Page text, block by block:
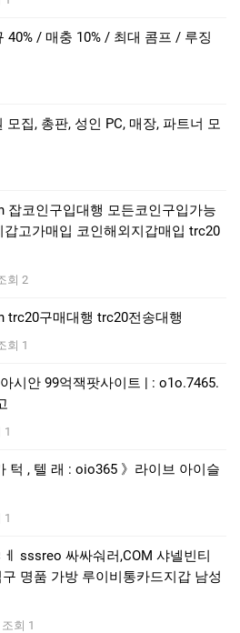
40% / 매충 10% / 최대 콤프 / 루징
모집, 총판, 성인 PC, 매장, 파트너 모
잡코인구입대행 모든코인구입가능
고가매입 코인해외지갑매입 trc20
회 2
trc20구매대행 trc20전송대행
회 1
시안 99억잭­팟사이트 | : o1o.7465.
1
턱 , 텔 래 : oio365 》라이브 아이슬
1
sssreo 싸싸숴러,COM 샤넬빈티
명품 가방 루이비통카드지갑 남성
조회 1